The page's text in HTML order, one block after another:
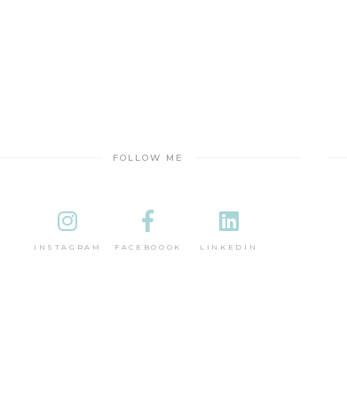
FOLLOW ME
INSTAGRAM FACEBOOOK LINKEDIN